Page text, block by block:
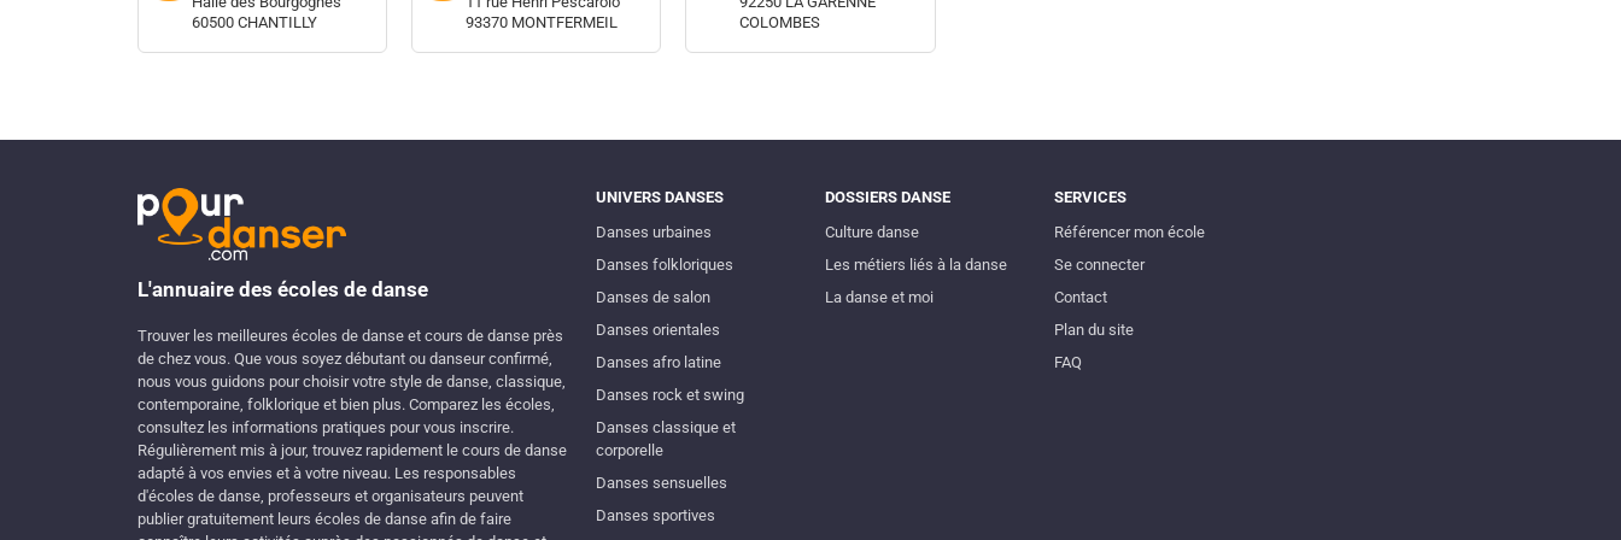
60500 CHANTILLY
93370 MONTFERMEIL
COLOMBES
L'annuaire des écoles de danse
Trouver les meilleures écoles de danse et cours de danse près
de chez vous. Que vous soyez débutant ou danseur confirmé,
nous vous guidons pour choisir votre style de danse, classique,
contemporaine, folklorique et bien plus. Comparez les écoles,
consultez les informations pratiques pour vous inscrire.
Régulièrement mis à jour, trouvez rapidement le cours de danse
adapté à vos envies et à votre niveau. Les responsables
d'écoles de danse, professeurs et organisateurs peuvent
publier gratuitement leurs écoles de danse afin de faire
UNIVERS DANSES
Danses urbaines
Danses folkloriques
Danses de salon
Danses orientales
Danses afro latine
Danses rock et swing
Danses classique et
corporelle
Danses sensuelles
Danses sportives
DOSSIERS DANSE
Culture danse
Les métiers liés à la danse
La danse et moi
SERVICES
Référencer mon école
Se connecter
Contact
Plan du site
FAQ